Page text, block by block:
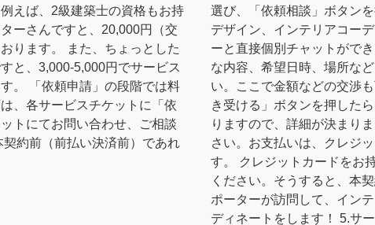
えば、2級建築士の資格もお持
ーさんですと、20,000円（交
ります。 また、ちょっとした
と、3,000-5,000円でサービス
。 「依頼申請」の段階では料
、各サービスチケットに「依
トにてお問い合わせ、ご相談
約前（前払い決済前）であれ
選び、「依頼相談」ボタン
デザイン、インテリアコー
ーと直接個別チャットがで
な内容、希望日時、場所な
い。ここで金額などの交渉
き受ける」ボタンを押した
りますので、詳細が決まり
さい。お支払いは、クレジ
す。 クレジットカードをお
ください。そうすると、本
ポーターが訪問して、イン
ディネートをします！ 5.サ